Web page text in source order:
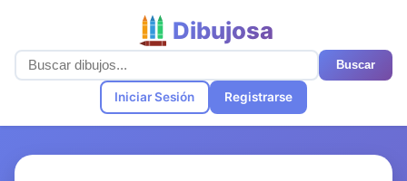
Dibujosa
Buscar
Iniciar Sesión Registrarse